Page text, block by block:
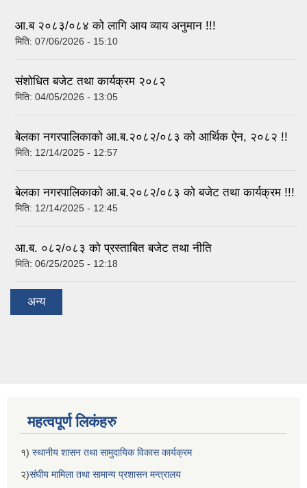
आ.ब २०८३/०८४ को लागि आय व्याय अनुमान !!!
मिति: 07/06/2026 - 15:10
संशोधित बजेट तथा कार्यक्रम २०८२
मिति: 04/05/2026 - 13:05
बेलका नगरपालिकाको आ.ब.२०८२/०८३ को आर्थिक ऐन, २०८२ !!
मिति: 12/14/2025 - 12:57
बेलका नगरपालिकाको आ.ब.२०८२/०८३ को बजेट तथा कार्यक्रम !!!
मिति: 12/14/2025 - 12:45
आ.ब. ०८२/०८३ को प्रस्ताबित बजेट तथा नीति
मिति: 06/25/2025 - 12:18
अन्य
महत्वपूर्ण लिकंहरु
१) स्थानीय शासन तथा सामुदायिक विकास कार्यक्रम
२)संघीय मामिला तथा सामान्य प्रशासन मन्त्रालय